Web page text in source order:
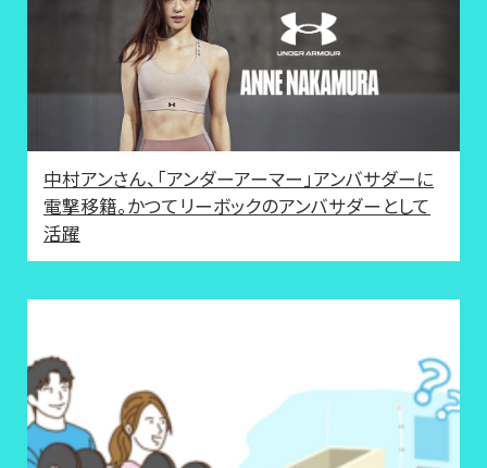
中村アンさん、「アンダーアーマー」アンバサダーに
電撃移籍。かつてリーボックのアンバサダーとして
活躍